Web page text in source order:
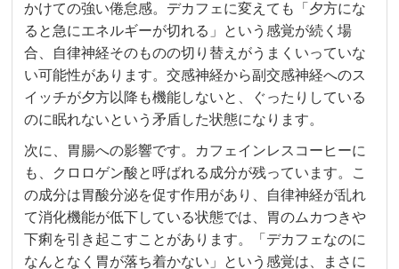
かけての強い倦怠感。デカフェに変えても「夕方にな
ると急にエネルギーが切れる」という感覚が続く場
合、自律神経そのものの切り替えがうまくいっていな
い可能性があります。交感神経から副交感神経へのス
イッチが夕方以降も機能しないと、ぐったりしている
のに眠れないという矛盾した状態になります。
次に、胃腸への影響です。カフェインレスコーヒーに
も、クロロゲン酸と呼ばれる成分が残っています。こ
の成分は胃酸分泌を促す作用があり、自律神経が乱れ
て消化機能が低下している状態では、胃のムカつきや
下痢を引き起こすことがあります。「デカフェなのに
なんとなく胃が落ち着かない」という感覚は、まさに